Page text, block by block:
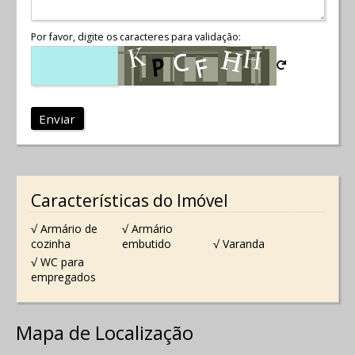
Por favor, digite os caracteres para validação:
Enviar
Características do Imóvel
√ Armário de
cozinha
√ Armário
embutido
√ Varanda
√ WC para
empregados
Mapa de Localização